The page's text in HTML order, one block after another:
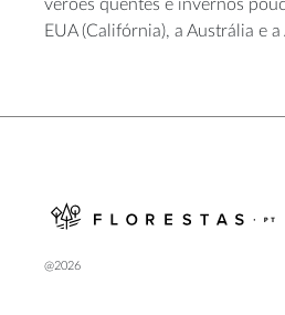
verões quentes e invernos
EUA (Califórnia), a Austrália e
@2026